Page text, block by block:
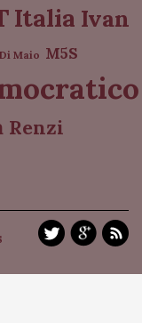
Italia Ivan
Maio M5S
Renzi